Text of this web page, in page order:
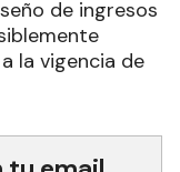
de ingresos
la vigencia de